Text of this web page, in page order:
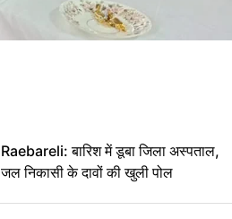
Raebareli: बारिश में डूबा जिला अस्पताल,
जल निकासी के दावों की खुली पोल